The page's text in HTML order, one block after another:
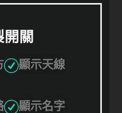
開關
顯示天線
顯示名字